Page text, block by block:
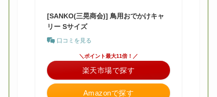
[SANKO(三晃商会)] 鳥用おでかけキャ
リー Sサイズ
口コミを見る
Amazonで探す
＼ポイント最大11倍！／
楽天市場で探す